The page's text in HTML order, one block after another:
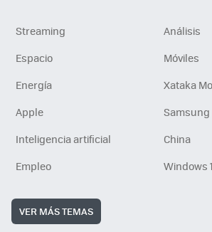
Streaming
Análisis
Espacio
Móviles
Energía
Xataka
Apple
Samsung
Inteligencia artificial
China
Empleo
Windows
VER MÁS TEMAS